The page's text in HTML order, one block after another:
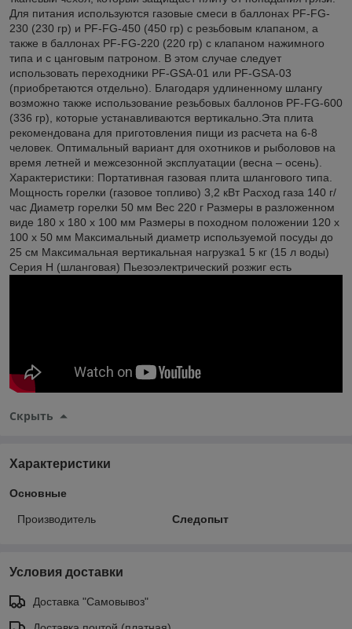
Для питания используются газовые смеси в баллонах PF-FG-
230 (230 гр) и PF-FG-450 (450 гр) с резьбовым клапаном, а
также в баллонах PF-FG-220 (220 гр) с клапаном нажимного
типа и с цанговым патроном. В этом случае следует
использовать переходники PF-GSA-01 или PF-GSA-03
(приобретаются отдельно). Благодаря удлиненному шлангу
возможно также использование резьбовых баллонов PF-FG-600
(336 гр), которые устанавливаются вертикально.Эта плита
рекомендована для приготовления пищи из расчета на 6-8
человек. Оптимальный вариант для охотников и рыболовов на
время летней и межсезонной эксплуатации (весна – осень).
Характеристики: Портативная газовая плита шлангового типа.
Мощность горелки (газовое топливо) 3,2 кВт Расход газа 140 г/
час Диаметр горелки 50 мм Вес 220 г Размеры в разложенном
виде 180 х 180 х 100 мм Размеры в походном положении 120 х
100 х 50 мм Максимальный диаметр используемой посуды до
25 см Максимальная вертикальная нагрузка1 5 кг (15 л воды)
Серия H (шланговая) Пьезоэлектрический розжиг есть
Скрыть
Характеристики
Основные
Производитель Следопыт
Условия доставки
Доставка "Самовывоз"